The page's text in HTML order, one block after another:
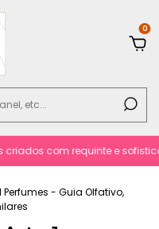
0
com requinte e
Perfumes - Guia Olfativo,